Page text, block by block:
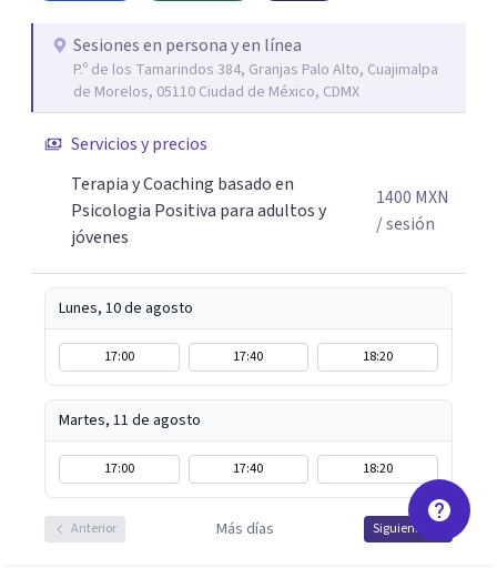
uno/a y acompañándolo/as a encontrar herramientas
que les permitan conectar con su vida de maneras
diferentes y avanzar hacia donde lo necesitan. Hago
manera presencial en la Ciudad de México.
Adicionalmente enseño herramientas de psicología
positiva y bienestar a grupos y equipos.
Sesiones en persona y en línea
P.º de los Tamarindos 384, Granjas Palo Alto, Cuajimalpa
de Morelos, 05110 Ciudad de México, CDMX
Servicios y precios
Terapia y Coaching basado en
Psicologia Positiva para adultos y
jóvenes
1400 MXN
/ sesión
Lunes, 10 de agosto
17:00 17:40 18:20
Martes, 11 de agosto
17:00 17:40 18:20
Anterior Más días Siguiente